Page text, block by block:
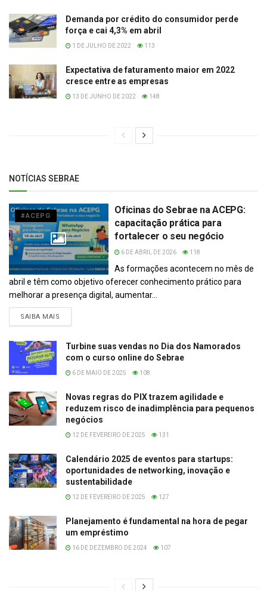
Demanda por crédito do consumidor perde
força e cai 4,3% em abril
1 DE JULHO DE 2022 113
Expectativa de faturamento maior em 2022
cresce entre as empresas
13 DE JUNHO DE 2022 148
NOTÍCIAS SEBRAE
#ACEPG
Oficinas do Sebrae na ACEPG:
capacitação prática para
fortalecer o seu negócio
6 DE ABRIL DE 2026 118
As formações acontecem no mês de
abril e têm como objetivo oferecer conhecimento prático para
melhorar a presença digital, aumentar...
SAIBA MAIS
Turbine suas vendas no Dia dos Namorados
com o curso online do Sebrae
6 DE MAIO DE 2025 108
Novas regras do PIX trazem agilidade e
reduzem risco de inadimplência para pequenos
negócios
12 DE FEVEREIRO DE 2025 131
Calendário 2025 de eventos para startups:
oportunidades de networking, inovação e
sustentabilidade
12 DE FEVEREIRO DE 2025 127
Planejamento é fundamental na hora de pegar
um empréstimo
16 DE DEZEMBRO DE 2024 107